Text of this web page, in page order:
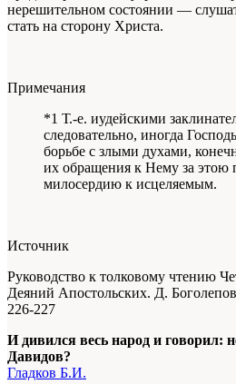
нерешительном состоянии —
стать на сторону Христа.
Примечания
*1 Т.-е. иудейскими
следовательно, иногда
борьбе с злыми духами,
их обращения к Нему за
милосердию к исцеляемым.
Источник
Руководство к толковому чтению
Деяний Апостольских. Д.
226-227
И дивился весь народ и говорил:
Давидов?
Гладков Б.И.